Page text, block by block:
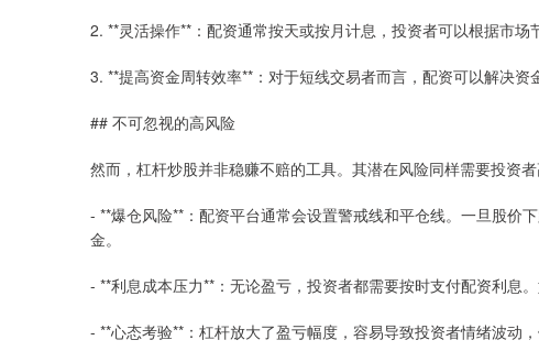
2. **灵活操作**：配资通常按天或按月计息，投资者可以根据市场
3. **提高资金周转效率**：对于短线交易者而言，配资可以解决资
## 不可忽视的高风险
然而，杠杆炒股并非稳赚不赔的工具。其潜在风险同样需要投资者
- **爆仓风险**：配资平台通常会设置警戒线和平仓线。一旦股价
金。
- **利息成本压力**：无论盈亏，投资者都需要按时支付配资利息
- **心态考验**：杠杆放大了盈亏幅度，容易导致投资者情绪波动，